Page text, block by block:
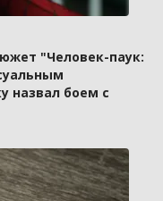
"Человек-паук:
назвал боем с